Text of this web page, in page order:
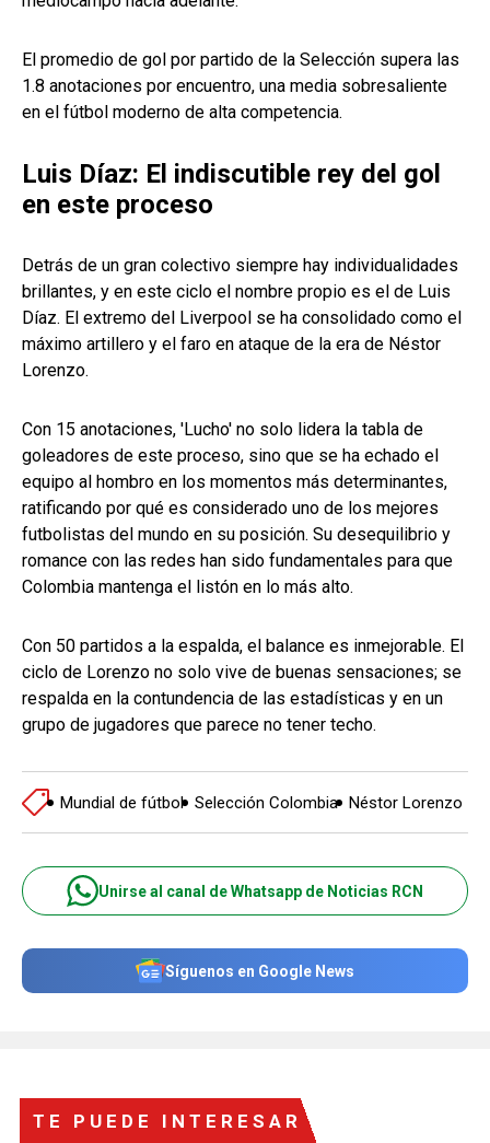
El promedio de gol por partido de la Selección supera las
1.8 anotaciones por encuentro, una media sobresaliente
en el fútbol moderno de alta competencia.
Luis Díaz: El indiscutible rey del gol
en este proceso
Detrás de un gran colectivo siempre hay individualidades
brillantes, y en este ciclo el nombre propio es el de Luis
Díaz. El extremo del Liverpool se ha consolidado como el
máximo artillero y el faro en ataque de la era de Néstor
Lorenzo.
Con 15 anotaciones, 'Lucho' no solo lidera la tabla de
goleadores de este proceso, sino que se ha echado el
equipo al hombro en los momentos más determinantes,
ratificando por qué es considerado uno de los mejores
futbolistas del mundo en su posición. Su desequilibrio y
romance con las redes han sido fundamentales para que
Colombia mantenga el listón en lo más alto.
Con 50 partidos a la espalda, el balance es inmejorable. El
ciclo de Lorenzo no solo vive de buenas sensaciones; se
respalda en la contundencia de las estadísticas y en un
grupo de jugadores que parece no tener techo.
Mundial de fútbol Selección Colombia Néstor Lorenzo
Unirse al canal de Whatsapp de Noticias RCN
Síguenos en Google News
TE PUEDE INTERESAR